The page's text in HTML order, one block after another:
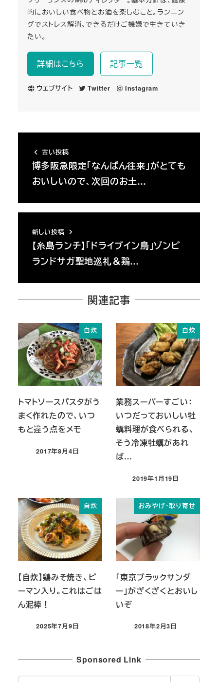
的においしい食べ物とお酒を楽しむこと。ランニン
グでストレス解消。できるだけご機嫌で生きていき
たい。
詳細はこちら 記事一覧
ウェブサイト Twitter Instagram
古い投稿
博多阪急限定「なんばん往来」がとても
おいしいので、次回のお土…
新しい投稿
【糸島ランチ】「ドライブイン鳥」ゾンビ
ランドサガ聖地巡礼＆鶏…
関連記事
自炊
トマトソースパスタがう
まく作れたので、いつ
もと違う点をメモ
投稿日
2017年8月4日
自炊
業務スーパーすごい：
いつだっておいしい牡
蠣料理が食べられる、
そう冷凍牡蠣があれ
ば…
投稿日
2019年1月19日
自炊
【自炊】鶏みそ焼き、ピ
ーマン入り。これはごは
ん泥棒！
投稿日
2025年7月9日
おみやげ・取り寄せ
「東京ブラックサンダ
ー」がざくざくとおいし
いぞ
投稿日
2018年2月3日
Sponsored Link